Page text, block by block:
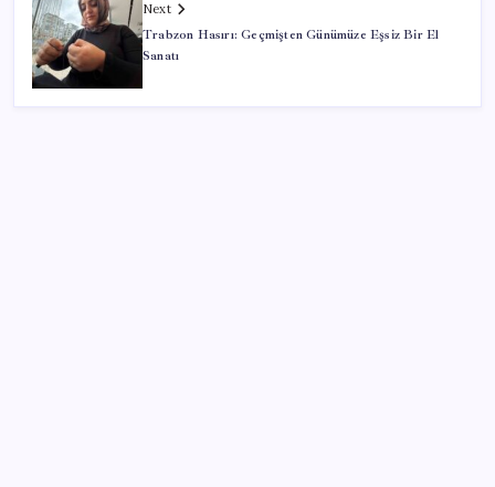
Next
Trabzon Hasırı: Geçmişten Günümüze Eşsiz Bir El
Sanatı